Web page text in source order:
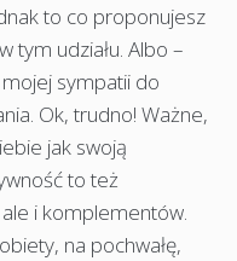
to co proponujesz
tym udziału. Albo –
sympatii do
Ok, trudno! Ważne,
jak swoją
to też
i komplementów.
na pochwałę,